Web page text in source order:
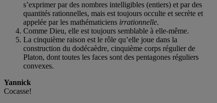
s’exprimer par des nombres intelligibles (entiers) et par des
quantités rationnelles, mais est toujours occulte et secrète et
appelée par les mathématiciens irrationnelle.
Comme Dieu, elle est toujours semblable à elle-même.
La cinquième raison est le rôle qu’elle joue dans la
construction du dodécaèdre, cinquième corps régulier de
Platon, dont toutes les faces sont des pentagones réguliers
convexes.
Yannick
Cocasse!